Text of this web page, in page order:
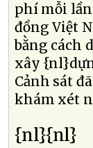
phí mỗi
đồng Việt
bằng cách
xây
Cảnh sát
khám xét
{nl}{nl}